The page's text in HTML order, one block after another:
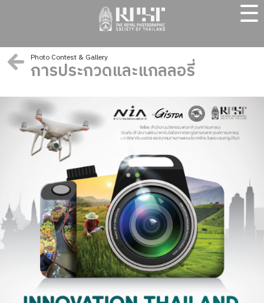
☰
Photo Contest & Gallery
การประกวดและแกลลอรี่